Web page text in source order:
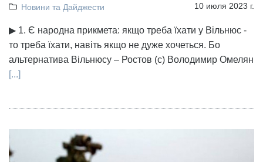
Новини та Дайджести 10 июля 2023 г.
▶ 1. Є народна прикмета: якщо треба їхати у Вільнюс -
то треба їхати, навіть якщо не дуже хочеться. Бо
альтернатива Вільнюсу – Ростов (с) Володимир Омелян
[...]